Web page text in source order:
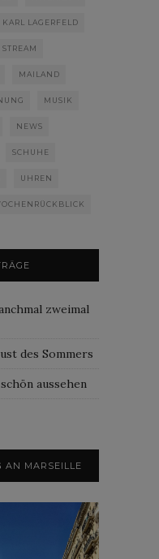
KARL LAGERFELD
MAILAND
MUSIK
NEWS
SCHUHE
UHREN
zweimal
des Sommers
aussehen
AN MARSEILLE